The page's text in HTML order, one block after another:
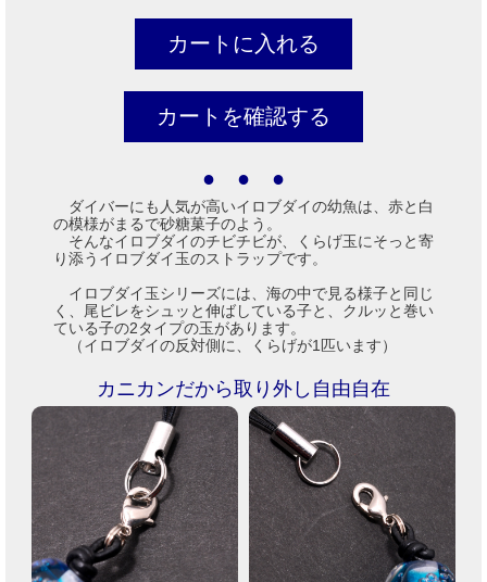
● ● ●
ダイバーにも人気が高いイロブダイの幼魚は、赤と白
の模様がまるで砂糖菓子のよう。
そんなイロブダイのチビチビが、くらげ玉にそっと寄
り添うイロブダイ玉のストラップです。
イロブダイ玉シリーズには、海の中で見る様子と同じ
く、尾ビレをシュッと伸ばしている子と、クルッと巻い
ている子の2タイプの玉があります。
（イロブダイの反対側に、くらげが1匹います）
カニカンだから取り外し自由自在